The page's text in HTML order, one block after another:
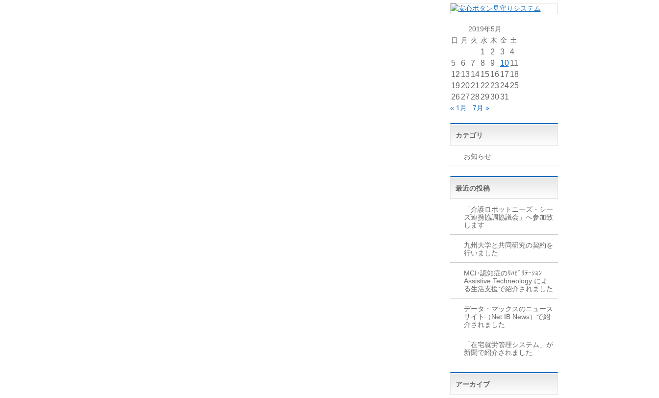
2019年5月
日
月 火 水 木 金 土
1 2 3
4
5
6 7 8 9 10 11
12 13 14 15 16 17 18
19 20 21 22 23 24 25
26 27 28 293031
« 1月 7月 »
カテゴリ
お知らせ
最近の投稿
「介護ロボットニーズ・シー
ズ連携協調協議会」へ参加致
します
九州大学と共同研究の契約を
行いました
MCI･認知症のﾘﾊﾋﾞﾘﾃｰｼｮﾝ
Assistive Techneology によ
る生活支援で紹介されました
データ・マックスのニュース
サイト（Net IB News）で紹
介されました
「在宅就労管理システム」が
新聞で紹介されました
アーカイブ